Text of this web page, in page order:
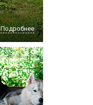
Подробнее